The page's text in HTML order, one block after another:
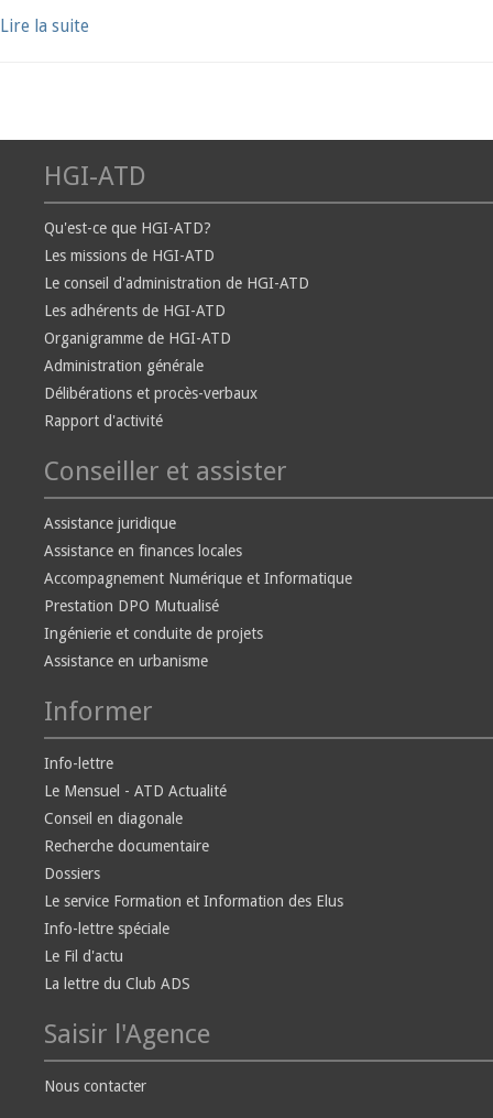
Lire la suite
HGI-ATD
Qu'est-ce que HGI-ATD?
Les missions de HGI-ATD
Le conseil d'administration de HGI-ATD
Les adhérents de HGI-ATD
Organigramme de HGI-ATD
Administration générale
Délibérations et procès-verbaux
Rapport d'activité
Conseiller et assister
Assistance juridique
Assistance en finances locales
Accompagnement Numérique et Informatique
Prestation DPO Mutualisé
Ingénierie et conduite de projets
Assistance en urbanisme
Informer
Info-lettre
Le Mensuel - ATD Actualité
Conseil en diagonale
Recherche documentaire
Dossiers
Le service Formation et Information des Elus
Info-lettre spéciale
Le Fil d'actu
La lettre du Club ADS
Saisir l'Agence
Nous contacter